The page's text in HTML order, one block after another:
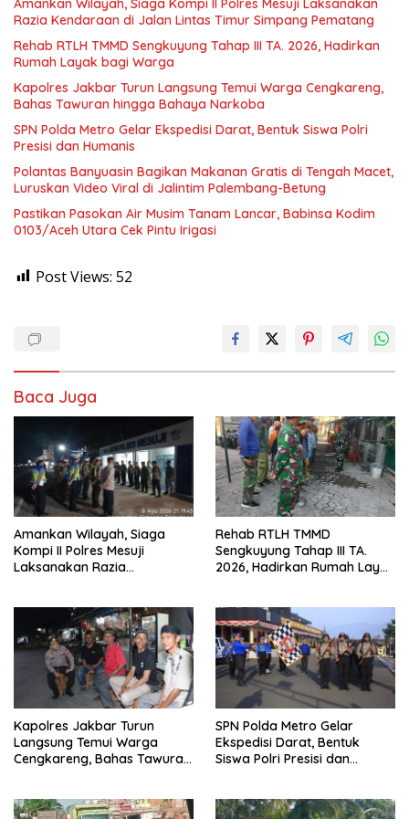
Amankan Wilayah, Siaga Kompi II Polres Mesuji Laksanakan
Razia Kendaraan di Jalan Lintas Timur Simpang Pematang
Rehab RTLH TMMD Sengkuyung Tahap III TA. 2026, Hadirkan
Rumah Layak bagi Warga
Kapolres Jakbar Turun Langsung Temui Warga Cengkareng,
Bahas Tawuran hingga Bahaya Narkoba
SPN Polda Metro Gelar Ekspedisi Darat, Bentuk Siswa Polri
Presisi dan Humanis
Polantas Banyuasin Bagikan Makanan Gratis di Tengah Macet,
Luruskan Video Viral di Jalintim Palembang-Betung
Pastikan Pasokan Air Musim Tanam Lancar, Babinsa Kodim
0103/Aceh Utara Cek Pintu Irigasi
Post Views: 52
Baca Juga
Amankan Wilayah, Siaga
Kompi II Polres Mesuji
Laksanakan Razia
Rehab RTLH TMMD
Sengkuyung Tahap III TA.
2026, Hadirkan Rumah Layak
Kapolres Jakbar Turun
Langsung Temui Warga
Cengkareng, Bahas Tawuran
SPN Polda Metro Gelar
Ekspedisi Darat, Bentuk
Siswa Polri Presisi dan